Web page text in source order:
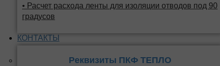
• Расчет расхода ленты для изоляции отводов под 90
градусов
КОНТАКТЫ
Реквизиты ПКФ ТЕПЛО